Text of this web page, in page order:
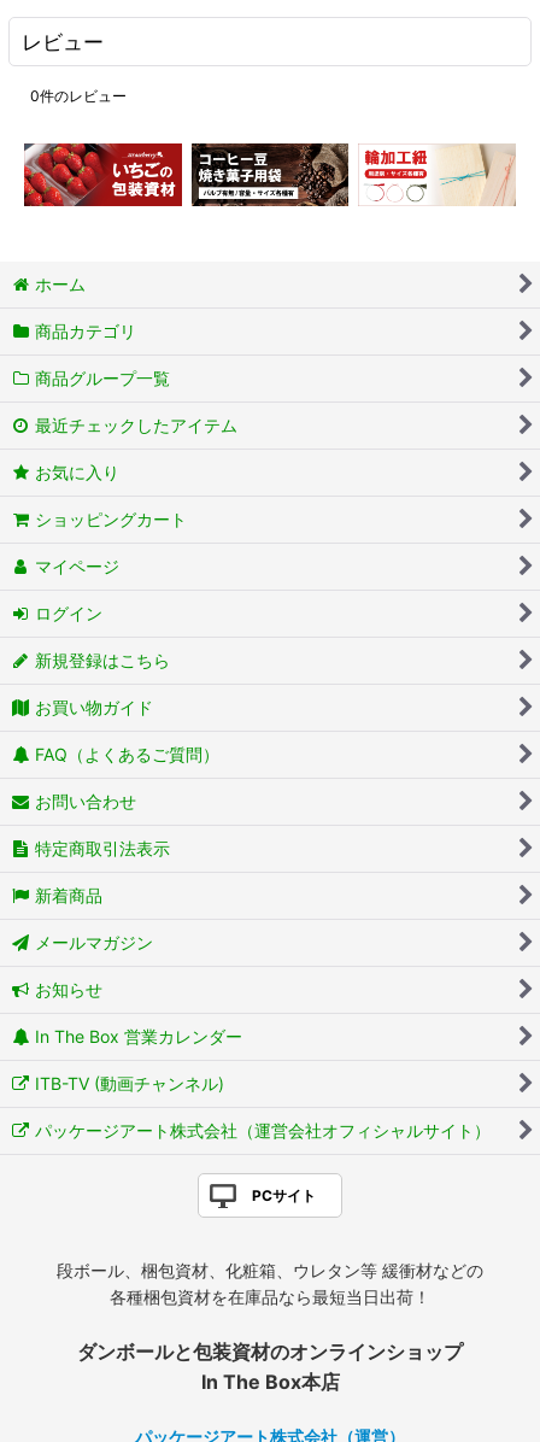
レビュー
0件のレビュー
ホーム
商品カテゴリ
商品グループ一覧
最近チェックしたアイテム
お気に入り
ショッピングカート
マイページ
ログイン
新規登録はこちら
お買い物ガイド
FAQ（よくあるご質問）
お問い合わせ
特定商取引法表示
新着商品
メールマガジン
お知らせ
In The Box 営業カレンダー
ITB-TV (動画チャンネル)
パッケージアート株式会社（運営会社オフィシャルサイト）
PCサイト
段ボール、梱包資材、化粧箱、ウレタン等 緩衝材などの
各種梱包資材を在庫品なら最短当日出荷！
ダンボールと包装資材のオンラインショップ
In The Box本店
パッケージアート株式会社（運営）